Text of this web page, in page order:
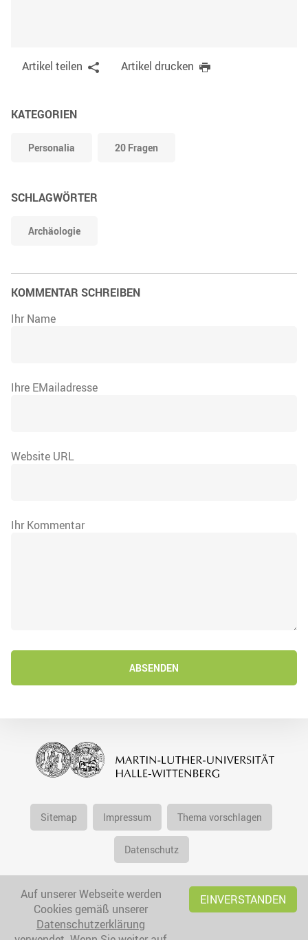
Artikel teilen Artikel drucken
KATEGORIEN
Personalia 20 Fragen
SCHLAGWÖRTER
Archäologie
KOMMENTAR SCHREIBEN
Ihr Name
Ihre EMailadresse
Website URL
Ihr Kommentar
ABSENDEN
Sitemap Impressum Thema vorschlagen
Datenschutz
Auf unserer Webseite werden
Cookies gemäß unserer
Datenschutzerklärung
EINVERSTANDEN